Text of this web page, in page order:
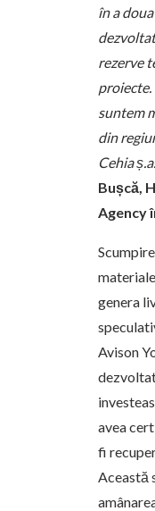
în a
rezerve
proiecte.
suntem
din
Cehia
Bușcă,
Agency
genera
Avison
avea
fi
Această